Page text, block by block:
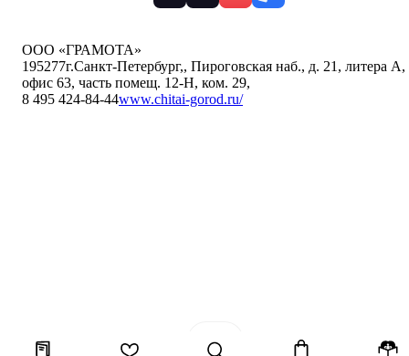
ООО «ГРАМОТА»
195277г.Санкт-Петербург,, Пироговская наб., д. 21, литера А,
офис 63, часть помещ. 12-Н, ком. 29,
8 495 424-84-44www.chitai-gorod.ru/